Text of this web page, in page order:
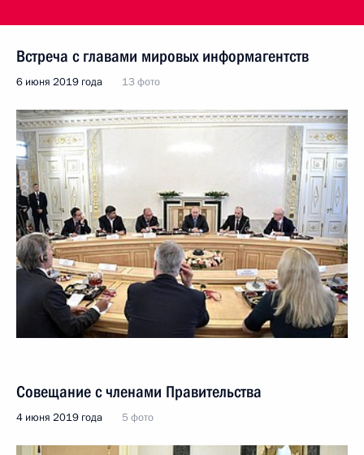
Встреча с главами мировых информагентств
6 июня 2019 года 13 фото
Совещание с членами Правительства
4 июня 2019 года 5 фото